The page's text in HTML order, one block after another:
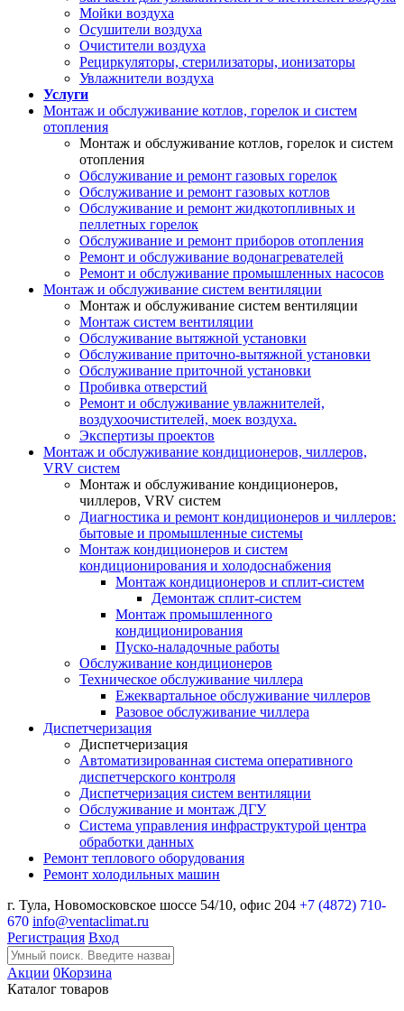
Мойки воздуха
Осушители воздуха
Очистители воздуха
Рециркуляторы, стерилизаторы, ионизаторы
Увлажнители воздуха
Услуги
Монтаж и обслуживание котлов, горелок и систем
отопления
Монтаж и обслуживание котлов, горелок и систем
отопления
Обслуживание и ремонт газовых горелок
Обслуживание и ремонт газовых котлов
Обслуживание и ремонт жидкотопливных и
пеллетных горелок
Обслуживание и ремонт приборов отопления
Ремонт и обслуживание водонагревателей
Ремонт и обслуживание промышленных насосов
Монтаж и обслуживание систем вентиляции
Монтаж и обслуживание систем вентиляции
Монтаж систем вентиляции
Обслуживание вытяжной установки
Обслуживание приточно-вытяжной установки
Обслуживание приточной установки
Пробивка отверстий
Ремонт и обслуживание увлажнителей,
воздухоочистителей, моек воздуха.
Экспертизы проектов
Монтаж и обслуживание кондиционеров, чиллеров,
VRV систем
Монтаж и обслуживание кондиционеров,
чиллеров, VRV систем
Диагностика и ремонт кондиционеров и чиллеров:
бытовые и промышленные системы
Монтаж кондиционеров и систем
кондиционирования и холодоснабжения
Монтаж кондиционеров и сплит-систем
Демонтаж сплит-систем
Монтаж промышленного
кондиционирования
Пуско-наладочные работы
Обслуживание кондиционеров
Техническое обслуживание чиллера
Ежеквартальное обслуживание чиллеров
Разовое обслуживание чиллера
Диспетчеризация
Диспетчеризация
Автоматизированная система оперативного
диспетчерского контроля
Диспетчеризация систем вентиляции
Обслуживание и монтаж ДГУ
Система управления инфраструктурой центра
обработки данных
Ремонт теплового оборудования
Ремонт холодильных машин
г. Тула, Новомосковское шоссе 54/10, офис 204 +7 (4872) 710-
670 info@ventaclimat.ru
Регистрация Вход
Акции 0Корзина
Каталог товаров